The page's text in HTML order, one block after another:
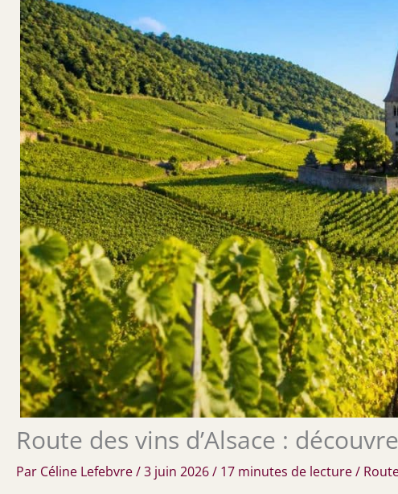
Route des vins d’Alsace :
Par Céline Lefebvre/3 juin 2026/ 17 minutes de lecture/